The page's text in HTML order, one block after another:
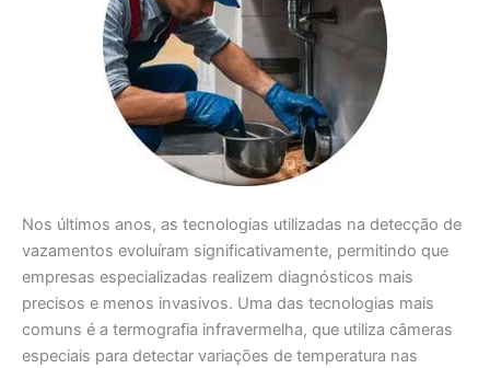
Nos últimos anos, as tecnologias utilizadas na detecção de
vazamentos evoluíram significativamente, permitindo que
empresas especializadas realizem diagnósticos mais
precisos e menos invasivos. Uma das tecnologias mais
comuns é a termografia infravermelha, que utiliza câmeras
especiais para detectar variações de temperatura nas